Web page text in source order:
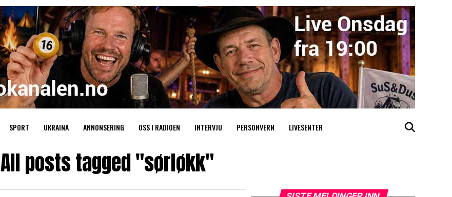
SPORT UKRAINA ANNONSERING OSS I RADIOEN INTERVJU PERSONVERN LIVESENTER
All posts tagged "sørløkk"